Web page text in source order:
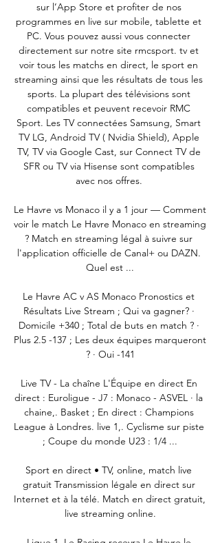
sur l’App Store et profiter de nos
programmes en live sur mobile, tablette et
PC. Vous pouvez aussi vous connecter
directement sur notre site rmcsport. tv et
voir tous les matchs en direct, le sport en
streaming ainsi que les résultats de tous les
sports. La plupart des télévisions sont
compatibles et peuvent recevoir RMC
Sport. Les TV connectées Samsung, Smart
TV LG, Android TV ( Nvidia Shield), Apple
TV, TV via Google Cast, sur Connect TV de
SFR ou TV via Hisense sont compatibles
avec nos offres.
Le Havre vs Monaco il y a 1 jour — Comment
voir le match Le Havre Monaco en streaming
? Match en streaming légal à suivre sur
l'application officielle de Canal+ ou DAZN.
Quel est ...
Le Havre AC v AS Monaco Pronostics et
Résultats Live Stream ; Qui va gagner? ·
Domicile +340 ; Total de buts en match ? ·
Plus 2.5 -137 ; Les deux équipes marqueront
? · Oui -141
Live TV - La chaîne L'Équipe en direct En
direct : Euroligue - J7 : Monaco - ASVEL · la
chaine,. Basket ; En direct : Champions
League à Londres. live 1,. Cyclisme sur piste
; Coupe du monde U23 : 1/4 ...
Sport en direct • TV, online, match live
gratuit Transmission légale en direct sur
Internet et à la télé. Match en direct gratuit,
live streaming online.